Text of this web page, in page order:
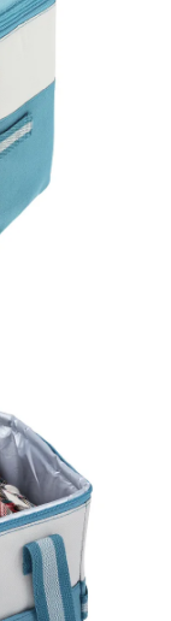
惡意使用之情形，
取法律行動。